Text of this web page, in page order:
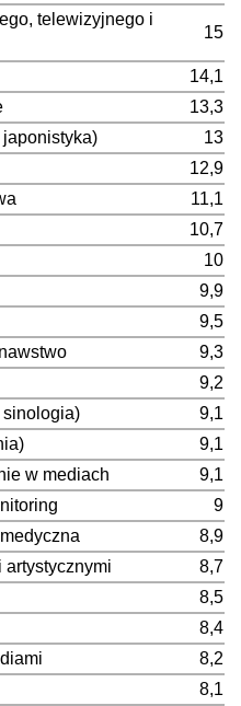
telewizyjnego i
15
14,1
13,3
13
12,9
11,1
10,7
10
9,9
9,5
9,3
9,2
sinologia)
9,1
9,1
w mediach
9,1
9
8,9
8,7
8,5
8,4
8,2
8,1